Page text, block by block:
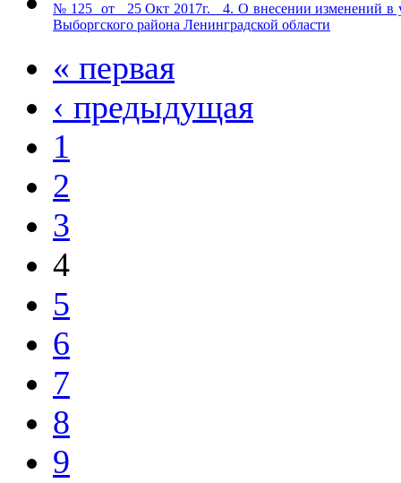
№ 125 от 25 Окт 2017г. 4. О внесении изменений в
Выборгского района Ленинградской области
« первая
‹ предыдущая
1
2
3
4
5
6
7
8
9